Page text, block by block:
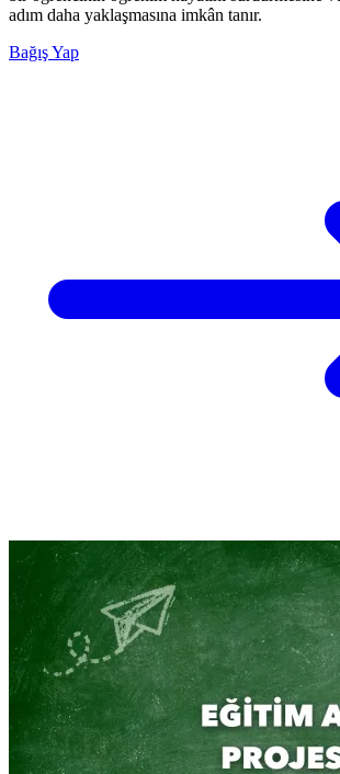
adım daha yaklaşmasına imkân tanır.
Bağış Yap